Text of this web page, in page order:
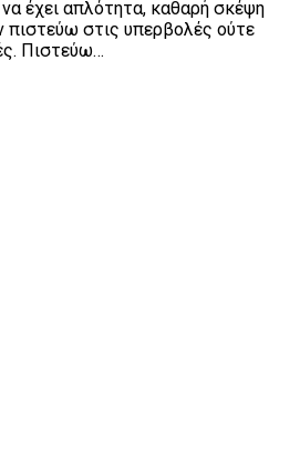
έχει απλότητα, καθαρή σκέψη
πιστεύω στις υπερβολές ούτε
Πιστεύω…